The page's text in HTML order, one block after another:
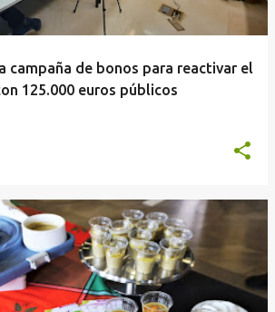
campaña de bonos para reactivar el
125.000 euros públicos